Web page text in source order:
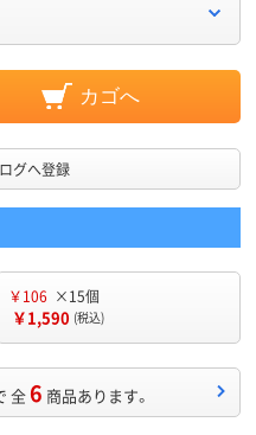
カゴへ
グへ登録
￥106 ×15個
￥1,590 (税込)
全6 商品あります。